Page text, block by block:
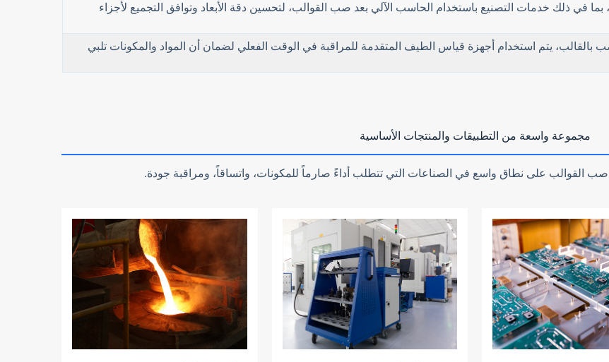
في ذلك خدمات التصنيع باستخدام الحاسب الآلي بعد صب القوالب، لتحسين دقة الأبعاد وتوافق التجميع لأجزاء
بالقالب، يتم استخدام أجهزة قياس الطيف المتقدمة للمراقبة في الوقت الفعلي لضمان أن المواد والمكونات تلبي
مجموعة واسعة من التطبيقات والمنتجات الأساسية
صب القوالب على نطاق واسع في الصناعات التي تتطلب أداءً صارماً للمكونات، واتساقاً، ومراقبة جودة.